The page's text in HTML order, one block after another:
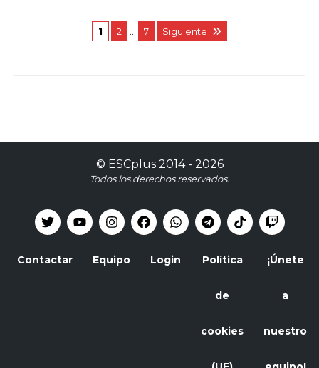
1 2 7 Siguiente
© ESCplus2014 - 2026
Todos los derechos reservados.
Contactar Equipo Login Política
de
cookies
¡Únete
a
nuestro